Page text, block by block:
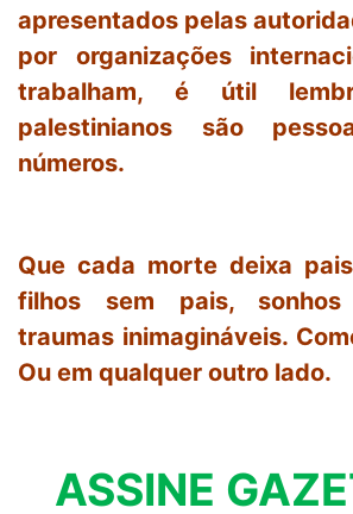
apresentados pelas
por organizações
trabalham, é útil
palestinianos são
números.
Que cada morte deixa
filhos sem pais,
traumas inimagináveis.
Ou em qualquer outro lado.
ASSINE